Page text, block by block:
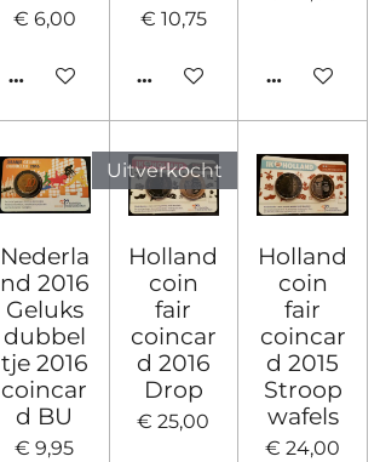
€ 6,00
IN WINKELWAGEN
€ 10,75
HOUD MIJ OP DEHOUD MIJ
Nederla
nd 2016
Geluks
dubbel
tje 2016
coincar
d BU
€ 9,95
Uitverkocht
Holland
coin
fair
coincar
d 2016
Drop
€ 25,00
Holland
coin
fair
coincar
d 2015
Stroop
wafels
€ 24,00